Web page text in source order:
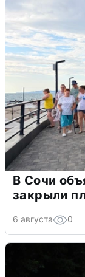
В Сочи
закрыли
6 августа 0